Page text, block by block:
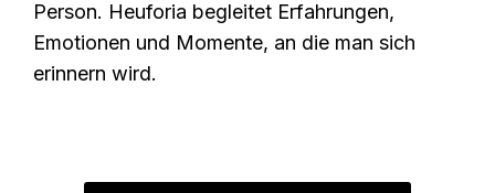
Person. Heuforia begleitet Erfahrungen,
Emotionen und Momente, an die man sich
erinnern wird.